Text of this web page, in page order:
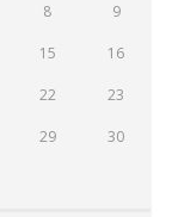
8 9
15 16
22 23
29 30